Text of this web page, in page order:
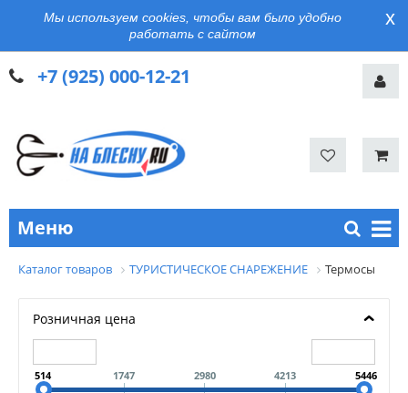
Мы используем cookies, чтобы вам было удобно
работать с сайтом
x
+7 (925) 000-12-21
Меню
Каталог товаров ТУРИСТИЧЕСКОЕ СНАРЕЖЕНИЕ Термосы
Розничная цена
514 1747 2980 4213 5446